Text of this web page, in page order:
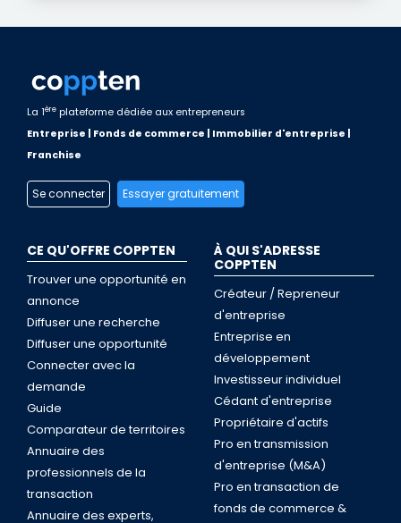
La 1ère plateforme dédiée aux entrepreneurs
Entreprise | Fonds de commerce | Immobilier d'entreprise |
Franchise
Se connecter Essayer gratuitement
CE QU'OFFRE COPPTEN
Trouver une opportunité en
annonce
Diffuser une recherche
Diffuser une opportunité
Connecter avec la
demande
Guide
Comparateur de territoires
Annuaire des
professionnels de la
transaction
Annuaire des experts,
À QUI S'ADRESSE
COPPTEN
Créateur / Repreneur
d'entreprise
Entreprise en
développement
Investisseur individuel
Cédant d'entreprise
Propriétaire d'actifs
Pro en transmission
d'entreprise (M&A)
Pro en transaction de
fonds de commerce &